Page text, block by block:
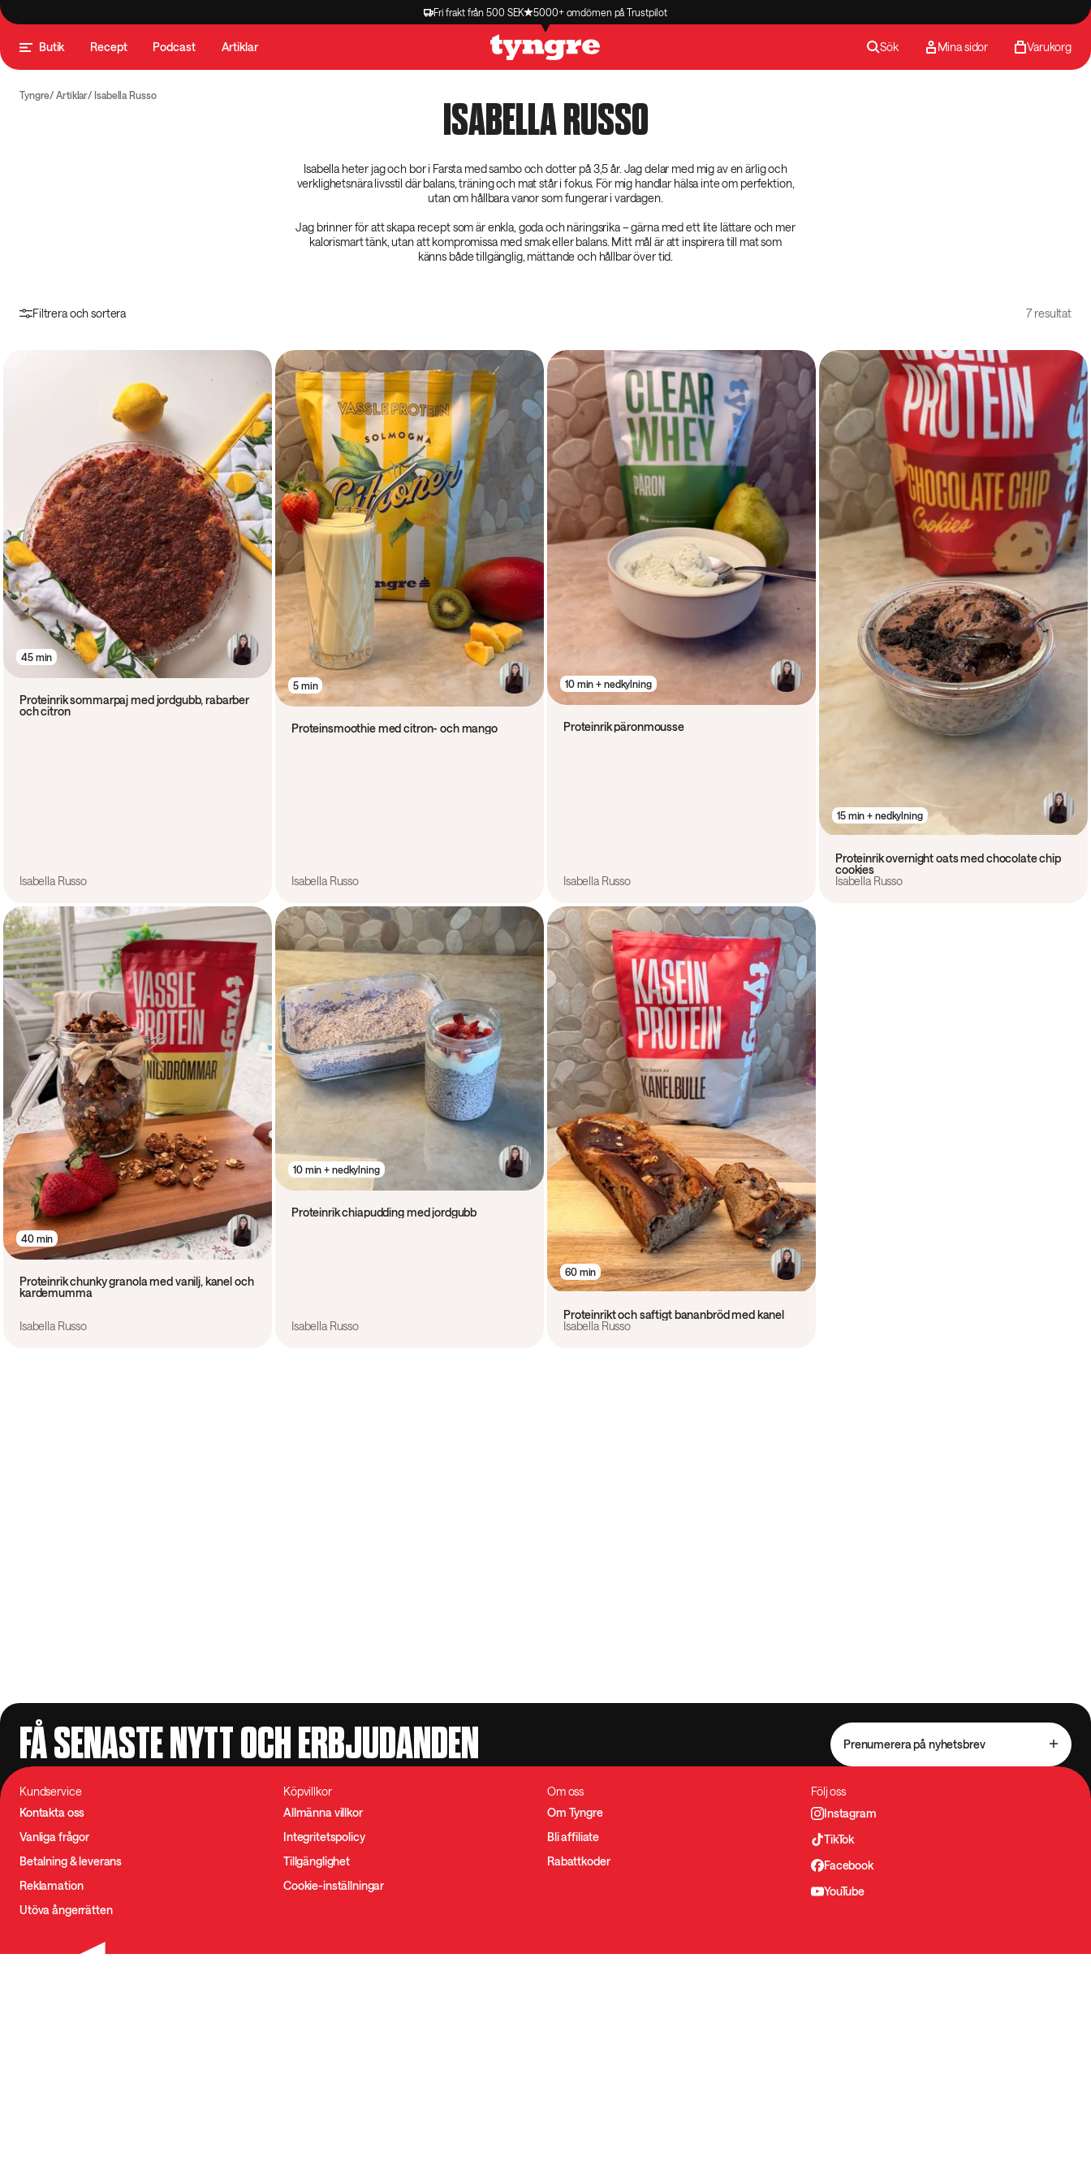
Fri frakt från 500 SEK 5000+ omdömen på Trustpilot
Butik Recept Podcast Artiklar Sök Mina sidor Varukorg
Tyngre Artiklar Isabella Russo ISABELLA RUSSO
Isabella heter jag och bor i Farsta med sambo och dotter på 3,5 år. Jag delar med mig av en ärlig och
verklighetsnära livsstil där balans, träning och mat står i fokus. För mig handlar hälsa inte om perfektion,
utan om hållbara vanor som fungerar i vardagen.
Jag brinner för att skapa recept som är enkla, goda och näringsrika – gärna med ett lite lättare och mer
kalorismart tänk, utan att kompromissa med smak eller balans. Mitt mål är att inspirera till mat som
känns både tillgänglig, mättande och hållbar över tid.
Filtrera och sortera 7 resultat
45 min
Proteinrik sommarpaj med jordgubb, rabarber
och citron
Isabella Russo
5 min
Proteinsmoothie med citron- och mango
Isabella Russo
10 min + nedkylning
Proteinrik päronmousse
Isabella Russo
15 min + nedkylning
Proteinrik overnight oats med chocolate chip
cookies
Isabella Russo
40 min
Proteinrik chunky granola med vanilj, kanel och
kardemumma
Isabella Russo
10 min + nedkylning
Proteinrik chiapudding med jordgubb
Isabella Russo
60 min
Proteinrikt och saftigt bananbröd med kanel
Isabella Russo
FÅ SENASTE NYTT OCH ERBJUDANDEN Prenumerera på nyhetsbrev
Kundservice
Kontakta oss
Vanliga frågor
Betalning & leverans
Reklamation
Utöva ångerrätten
Köpvillkor
Allmänna villkor
Integritetspolicy
Tillgänglighet
Cookie-inställningar
Om oss
Om Tyngre
Bli affiliate
Rabattkoder
Följ oss
Instagram
TikTok
Facebook
YouTube